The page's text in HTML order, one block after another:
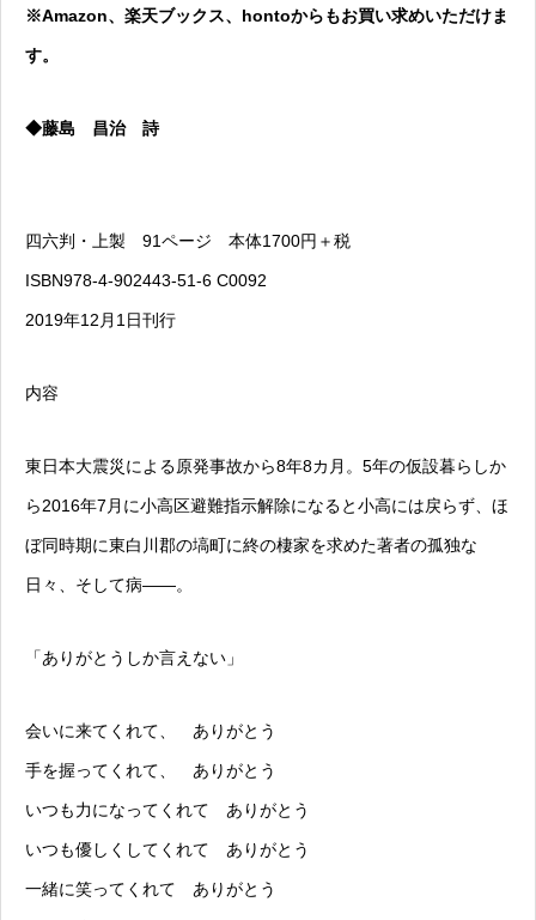
※Amazon、楽天ブックス、hontoからもお買い求めいただけま
す。
◆藤島 昌治 詩
四六判・上製 91ページ 本体1700円＋税
ISBN978-4-902443-51-6 C0092
2019年12月1日刊行
内容
東日本大震災による原発事故から8年8カ月。5年の仮設暮らしか
ら2016年7月に小高区避難指示解除になると小高には戻らず、ほ
ぼ同時期に東白川郡の塙町に終の棲家を求めた著者の孤独な
日々、そして病――。
「ありがとうしか言えない」
会いに来てくれて、 ありがとう
手を握ってくれて、 ありがとう
いつも力になってくれて ありがとう
いつも優しくしてくれて ありがとう
一緒に笑ってくれて ありがとう